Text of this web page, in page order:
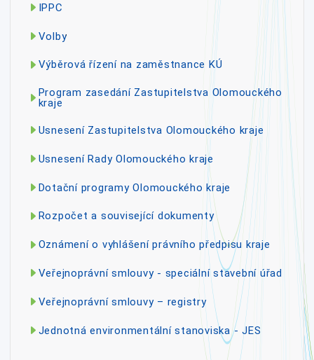
IPPC
Volby
Výběrová řízení na zaměstnance KÚ
Program zasedání Zastupitelstva Olomouckého
kraje
Usnesení Zastupitelstva Olomouckého kraje
Usnesení Rady Olomouckého kraje
Dotační programy Olomouckého kraje
Rozpočet a související dokumenty
Oznámení o vyhlášení právního předpisu kraje
Veřejnoprávní smlouvy - speciální stavební úřad
Veřejnoprávní smlouvy – registry
Jednotná environmentální stanoviska - JES